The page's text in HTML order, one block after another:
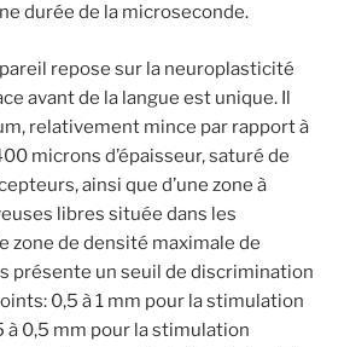
durée de la microseconde.
repose sur la neuroplasticité
avant de la langue est unique. Il
relativement mince par rapport à
microns d’épaisseur, saturé de
ainsi que d’une zone à
libres située dans les
zone de densité maximale de
présente un seuil de discrimination
0,5 à 1 mm pour la stimulation
à 0,5 mm pour la stimulation